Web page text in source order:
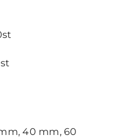
40 mm, 60